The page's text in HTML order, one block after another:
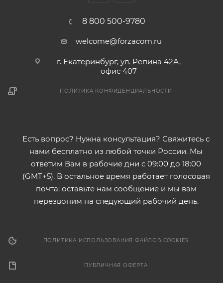
8 800 500-9780
welcome@forzacom.ru
г. Екатеринбург, ул. Репина 42А,
офис 407
ПОЛИТИКА КОНФИДЕНЦИАЛЬНОСТИ
Есть вопрос? Нужна консультация? Свяжитесь с
нами бесплатно из любой точки России. Мы
ответим Вам в рабочие дни с 09:00 до 18:00
(GMT+5). В остальное время работает голосовая
почта: оставьте нам сообщение и мы вам
перезвоним на следующий рабочий день.
ПОЛИТИКА ИСПОЛЬЗОВАНИЯ ФАЙЛОВ COOKIES
ПУБЛИЧНАЯ ОФЕРТА